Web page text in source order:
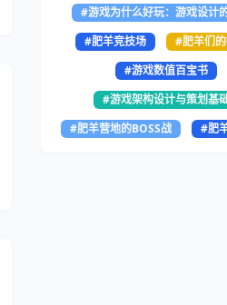
#游戏为什么好玩：游戏设计
#肥羊竞技场
#肥羊们
#游戏数值百宝书
#游戏架构设计与策划基
#肥羊营地的BOSS战
#肥